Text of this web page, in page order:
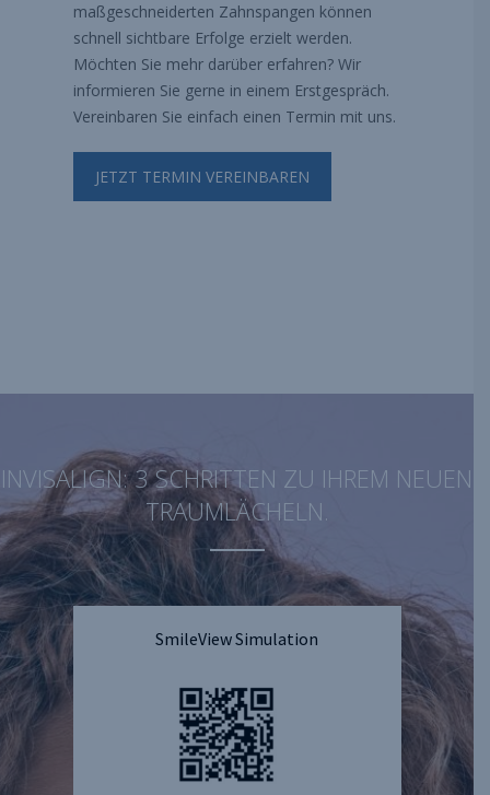
maßgeschneiderten Zahnspangen können
schnell sichtbare Erfolge erzielt werden.
Möchten Sie mehr darüber erfahren? Wir
informieren Sie gerne in einem Erstgespräch.
Vereinbaren Sie einfach einen Termin mit uns.
JETZT TERMIN VEREINBAREN
INVISALIGN: 3 SCHRITTEN ZU IHREM NEUEN
TRAUMLÄCHELN.
SmileView Simulation